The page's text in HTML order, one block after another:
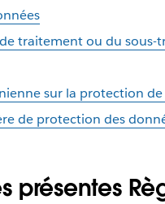
traitement ou du sous-
sur la protection de
de protection des
présentes